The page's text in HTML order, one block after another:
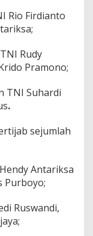
Rio Firdianto
Rudy
Pramono;
TNI Suhardi
.
sejumlah
Antariksa
Purboyo;
Ruswandi,